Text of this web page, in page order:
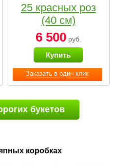
Заказать в один клик
25 красных роз
(40 см)
6 500руб.
Купить
букетов
коробках